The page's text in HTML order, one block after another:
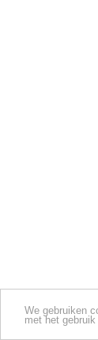
We gebruiken
met het